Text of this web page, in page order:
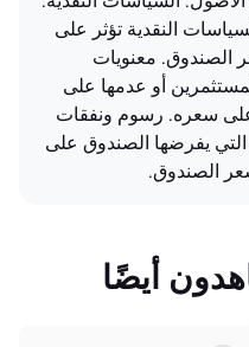
النقدية تؤثر على
الصندوق. معنويات
أو عدمها على
على سعره. رسوم ونفقات
التي يفرضها الصندوق على
الصندوق.
أيضًا